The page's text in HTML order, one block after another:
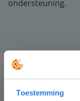
Toestemming
ondersteuning.